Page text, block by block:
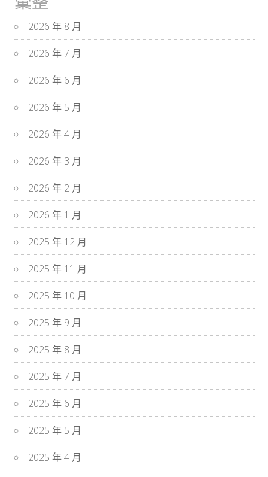
2026 年 8 月
2026 年 7 月
2026 年 6 月
2026 年 5 月
2026 年 4 月
2026 年 3 月
2026 年 2 月
2026 年 1 月
2025 年 12 月
2025 年 11 月
2025 年 10 月
2025 年 9 月
2025 年 8 月
2025 年 7 月
2025 年 6 月
2025 年 5 月
2025 年 4 月